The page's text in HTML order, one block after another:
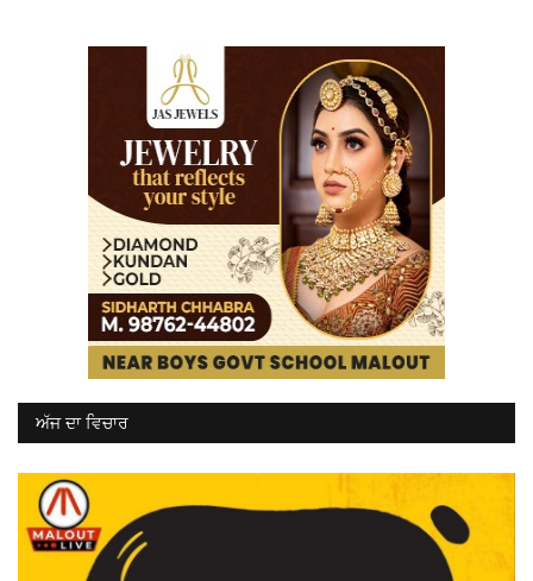
ਅੱਜ ਦਾ ਵਿਚਾਰ